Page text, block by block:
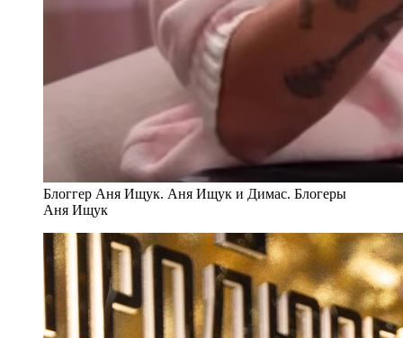
Блоггер Аня Ищук. Аня Ищук и Димас. Блогеры
Аня Ищук